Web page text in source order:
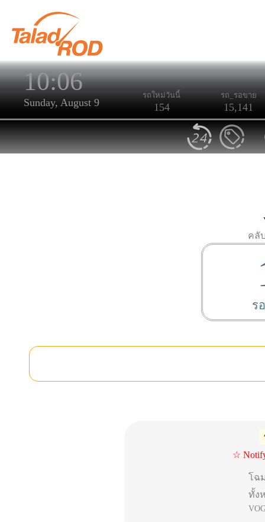
10:06
Sunday, August 9
รถใหม่วันนี้
154
รถ_รอขาย
15,141
คลั
ร
☆
โฉ
ทั้ง